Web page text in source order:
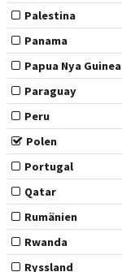
Palestina
Panama
Papua Nya Guinea
Paraguay
Peru
Polen
Portugal
Qatar
Rumänien
Rwanda
Ryssland